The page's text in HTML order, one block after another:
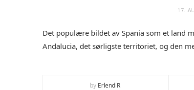
17.
Det populære bildet av Spania som et land
Andalucia, det sørligste territoriet, og den
by Erlend R